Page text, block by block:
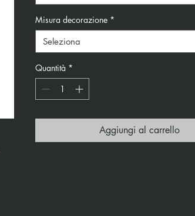
Misura decorazione *
Seleziona
Quantità *
Aggiungi al carrello